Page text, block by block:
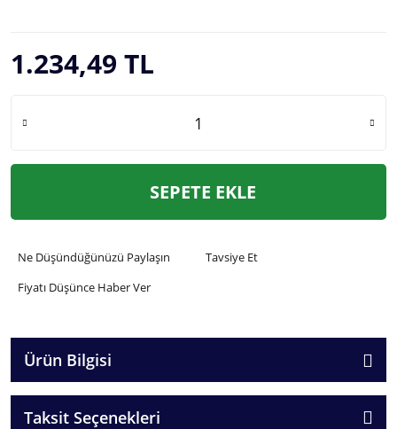
1.234,49 TL
SEPETE EKLE
Ne Düşündüğünüzü Paylaşın
Tavsiye Et
Fiyatı Düşünce Haber Ver
Ürün Bilgisi
Taksit Seçenekleri